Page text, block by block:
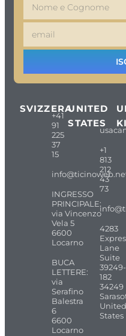
SVIZZERA
+41
91
225
37
15
INGRESSO
PRINCIPALE:
via Vincenzo
Vela 5
6600
Locarno
BUCA
LETTERE:
via
Serafino
Balestra
6
6600
Locarno
UNITED
STATES
+1
813
212
43
73
4283
Lane
Suite
39249-
182
34249
United
States